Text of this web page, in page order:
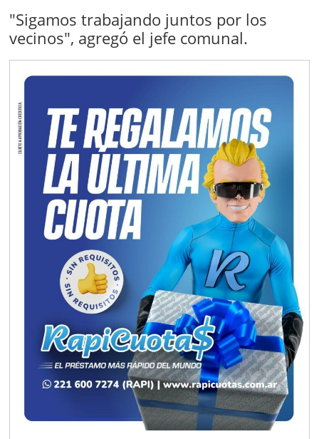
"Sigamos trabajando juntos por los
vecinos", agregó el jefe comunal.